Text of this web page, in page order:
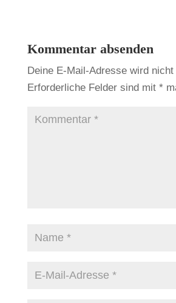
Kommentar absenden
Deine E-Mail-Adresse wird
Erforderliche Felder sind mit *